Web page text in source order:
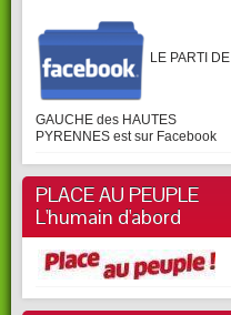
LE PARTI DE
GAUCHE des HAUTES
PYRENNES est sur Facebook
PLACE AU PEUPLE
L'humain d'abord